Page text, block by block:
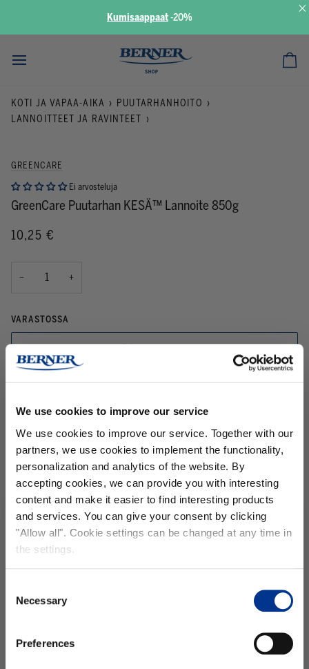
×
Kumisaappaat-20%
We use cookies to improve our service
We use cookies to improve our service. Together with our
partners, we use cookies to implement the functionality,
personalization and analytics of the website. By
accepting cookies, we can provide you with interesting
content and make it easier to find interesting products
and services. You can give your consent by clicking
"Allow all". Cookie settings can be changed at any time in
the settings.
Selection
Necessary
Preferences
sisältöön
KOTI JA VAPAA-AIKA › PUUTARHANHOITO ›
LANNOITTEET JA RAVINTEET ›
GREENCARE
Ei arvosteluja
GreenCare Puutarhan KESÄ™ Lannoite 850g
10,25 €
− +
VARASTOSSA
TILAA TÄNÄÄN NOPEALLA TOIMITUKSELLA
TUOTEKUVAUS
Pieni teelusikallinen 10 litran vesikannuun riittää! Puutarhan Kesä on
riittoisa ja tasapainoitettu kastelulannoite. Kastele sillä ainakin kerran
viikossa kesäkukkia ja syötäviä kasveja. Puutarhan Kesä on
monipuolinen kastelulannoite, jota voit käyttää mansikoille ja
orkideoille ja kaikille kasveille siltä
Lue lisää
Tilaa uutiskirjeemme jasaat -15%
alennuksenseuraavalle tilauksellesi!